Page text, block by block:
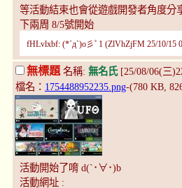
等活動結束也會從遊戲開發者角度分
下兩周 8/5號開始
fHLvlxbf: (*´д`)o彡ﾟ1 (ZlVhZjFM 25/10/15
無標題 名稱: 無名氏[25/08/06(三
檔名： 1754488952235.png-(780 KB,
活動開始了唷 d(`･∀･)b
活動網址 :